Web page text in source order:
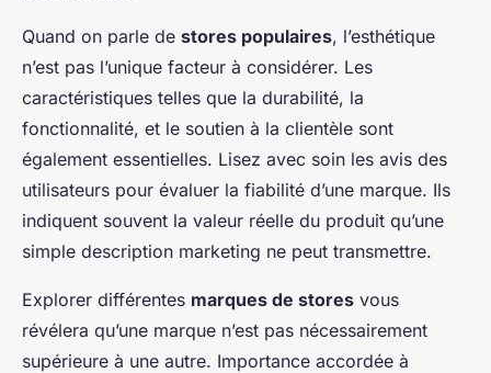
Quand on parle de stores populaires, l’esthétique
n’est pas l’unique facteur à considérer. Les
caractéristiques telles que la durabilité, la
fonctionnalité, et le soutien à la clientèle sont
également essentielles. Lisez avec soin les avis des
utilisateurs pour évaluer la fiabilité d’une marque. Ils
indiquent souvent la valeur réelle du produit qu’une
simple description marketing ne peut transmettre.
Explorer différentes marques de stores vous
révélera qu’une marque n’est pas nécessairement
supérieure à une autre. Importance accordée à